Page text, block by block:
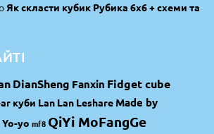
Як скласти кубик Рубика 6х6 + схеми та
DianSheng Fanxin Fidget cube
куби Lan Lan Leshare Made by
yo mf8 QiYi MoFangGe